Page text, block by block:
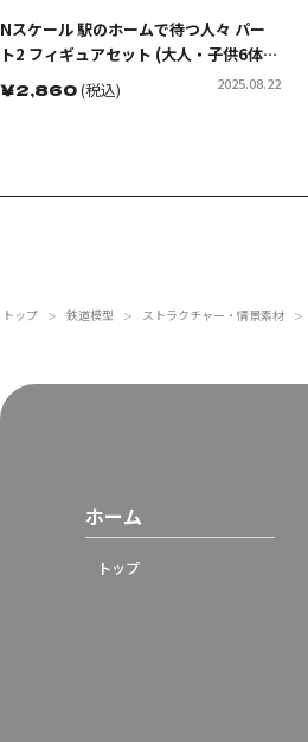
Nスケール 駅のホームで待つ人々 パー
ト2 フィギュアセット (大人・子供6体入
￥2,860(税込) 2025.08.22
トップ ＞ 鉄道模型 ＞ ストラクチャー・情景素材 ＞
ホーム
トップ